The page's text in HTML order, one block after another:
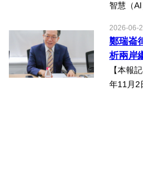
智慧（
由國立
灣科研
合作版
忘錄（
2026-06-
鄭瑞崙
析兩岸
【本報
年11月2